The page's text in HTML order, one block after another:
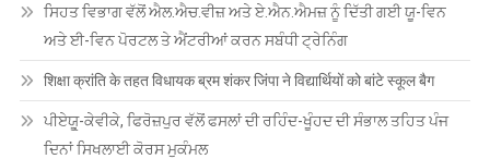
ਸਿਹਤ ਵਿਭਾਗ ਵੱਲੋਂ ਐਲ.ਐਚ.ਵੀਜ਼ ਅਤੇ ਏ.ਐਨ.ਐਮਜ਼ ਨੂੰ ਦਿੱਤੀ ਗਈ ਯੂ-ਵਿਨ
ਅਤੇ ਈ-ਵਿਨ ਪੋਰਟਲ ਤੇ ਐਂਟਰੀਆਂ ਕਰਨ ਸਬੰਧੀ ਟ੍ਰੇਨਿੰਗ
शिक्षा क्रांति के तहत विधायक ब्रम शंकर जिंपा ने विद्यार्थियों को बांटे स्कूल बैग
ਪੀਏਯੂੑ-ਕੇਵੀਕੇ, ਫਿਰੋਜ਼ਪੁਰ ਵੱਲੋਂ ਫਸਲਾਂ ਦੀ ਰਹਿੰਦ-ਖੂੰਹਦ ਦੀ ਸੰਭਾਲ ਤਹਿਤ ਪੰਜ
ਦਿਨਾਂ ਸਿਖਲਾਈ ਕੋਰਸ ਮੁਕੰਮਲ